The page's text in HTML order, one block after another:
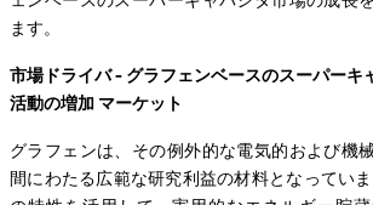
ます。
市場ドライバ - グラフェンベースのスーパーキ
活動の増加 マーケット
グラフェンは、その例外的な電気的および機
間にわたる広範な研究利益の材料となってい